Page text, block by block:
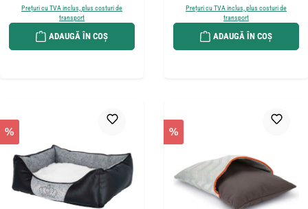
Prețuri cu TVA inclus, plus costuri de
transport
ADAUGĂ ÎN COȘ
Prețuri cu TVA inclus, plus costuri de
transport
ADAUGĂ ÎN COȘ
% %